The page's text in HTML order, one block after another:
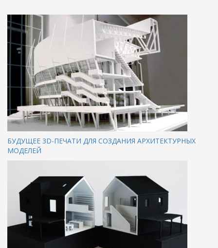
БУДУЩЕЕ 3D-ПЕЧАТИ ДЛЯ СОЗДАНИЯ АРХИТЕКТУРНЫХ
МОДЕЛЕЙ